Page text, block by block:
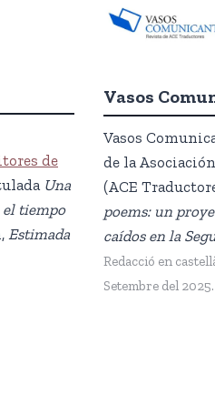
de
Una
el tiempo
Estimada
Vasos
Vasos
de la
(ACE
poems: un
caídos en la
Redacció en
Setembre del 2025.